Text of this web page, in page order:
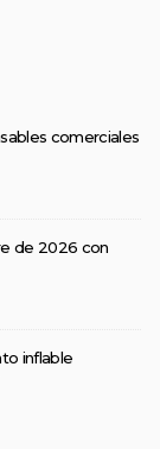
comerciales
de 2026 con
inflable